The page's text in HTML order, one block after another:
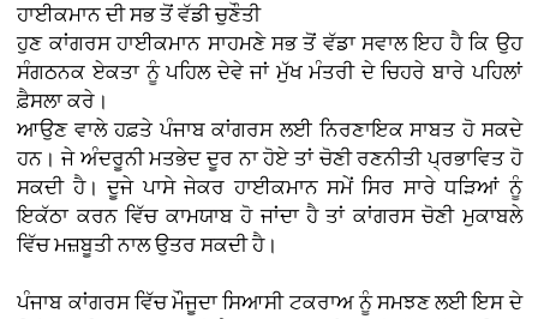
ਹਾਈਕਮਾਨ ਦੀ ਸਭ ਤੋਂ ਵੱਡੀ ਚੁਣੌਤੀ
ਹੁਣ ਕਾਂਗਰਸ ਹਾਈਕਮਾਨ ਸਾਹਮਣੇ ਸਭ ਤੋਂ ਵੱਡਾ ਸਵਾਲ ਇਹ ਹੈ ਕਿ ਉਹ
ਸੰਗਠਨਕ ਏਕਤਾ ਨੂੰ ਪਹਿਲ ਦੇਵੇ ਜਾਂ ਮੁੱਖ ਮੰਤਰੀ ਦੇ ਚਿਹਰੇ ਬਾਰੇ ਪਹਿਲਾਂ
ਫ਼ੈਸਲਾ ਕਰੇ।
ਆਉਣ ਵਾਲੇ ਹਫ਼ਤੇ ਪੰਜਾਬ ਕਾਂਗਰਸ ਲਈ ਨਿਰਣਾਇਕ ਸਾਬਤ ਹੋ ਸਕਦੇ
ਹਨ। ਜੇ ਅੰਦਰੂਨੀ ਮਤਭੇਦ ਦੂਰ ਨਾ ਹੋਏ ਤਾਂ ਚੋਣੀ ਰਣਨੀਤੀ ਪ੍ਰਭਾਵਿਤ ਹੋ
ਸਕਦੀ ਹੈ। ਦੂਜੇ ਪਾਸੇ ਜੇਕਰ ਹਾਈਕਮਾਨ ਸਮੇਂ ਸਿਰ ਸਾਰੇ ਧੜਿਆਂ ਨੂੰ
ਇਕੱਠਾ ਕਰਨ ਵਿੱਚ ਕਾਮਯਾਬ ਹੋ ਜਾਂਦਾ ਹੈ ਤਾਂ ਕਾਂਗਰਸ ਚੋਣੀ ਮੁਕਾਬਲੇ
ਵਿੱਚ ਮਜ਼ਬੂਤੀ ਨਾਲ ਉਤਰ ਸਕਦੀ ਹੈ।
ਪੰਜਾਬ ਕਾਂਗਰਸ ਵਿੱਚ ਮੌਜੂਦਾ ਸਿਆਸੀ ਟਕਰਾਅ ਨੂੰ ਸਮਝਣ ਲਈ ਇਸ ਦੇ